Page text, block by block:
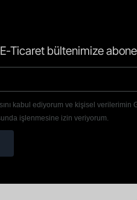
Ticaret bültenimize
kabul ediyorum ve kişisel verilerimin
işlenmesine izin veriyorum.